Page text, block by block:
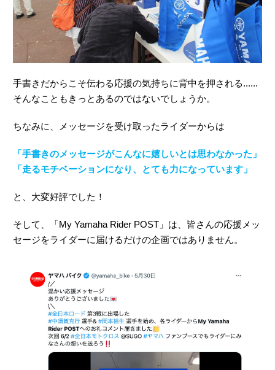
手書きだからこそ伝わる応援の気持ちに背中を押される......
そんなこともきっとあるのではないでしょうか。
ちなみに、メッセージを受け取ったライダーからは
「手書きのメッセージがこんなに嬉しいとは思わなかった」
「走るモチベーションになり、とても力になっています」
と、大変好評でした！
そして、「My Yamaha Rider POST」は、皆さんの応援メッ
セージをライダーに届けるだけの企画ではありません。